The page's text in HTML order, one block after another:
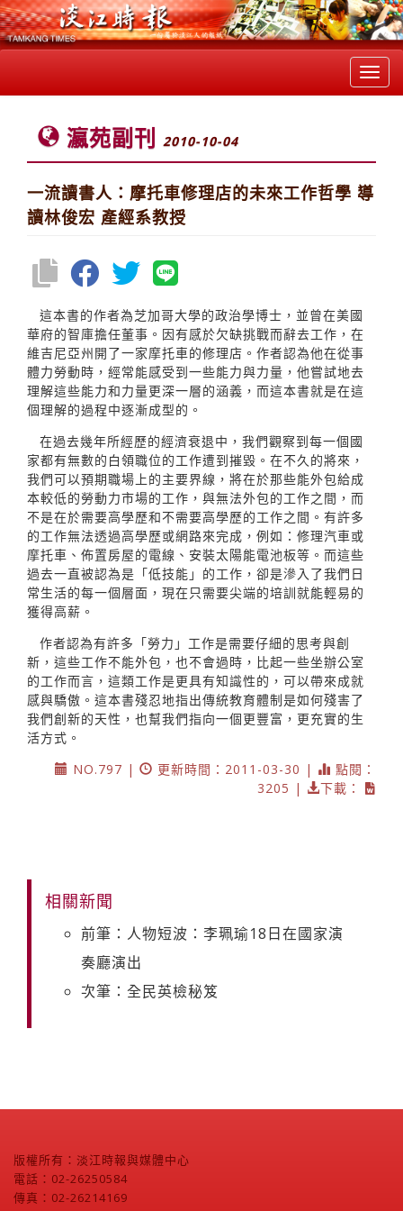
瀛苑副刊 2010-10-04
一流讀書人：摩托車修理店的未來工作哲學 導
讀林俊宏 產經系教授
這本書的作者為芝加哥大學的政治學博士，並曾在美國
華府的智庫擔任董事。因有感於欠缺挑戰而辭去工作，在
維吉尼亞州開了一家摩托車的修理店。作者認為他在從事
體力勞動時，經常能感受到一些能力與力量，他嘗試地去
理解這些能力和力量更深一層的涵義，而這本書就是在這
個理解的過程中逐漸成型的。
在過去幾年所經歷的經濟衰退中，我們觀察到每一個國
家都有無數的白領職位的工作遭到摧毀。在不久的將來，
我們可以預期職場上的主要界線，將在於那些能外包給成
本較低的勞動力市場的工作，與無法外包的工作之間，而
不是在於需要高學歷和不需要高學歷的工作之間。有許多
的工作無法透過高學歷或網路來完成，例如：修理汽車或
摩托車、佈置房屋的電線、安裝太陽能電池板等。而這些
過去一直被認為是「低技能」的工作，卻是滲入了我們日
常生活的每一個層面，現在只需要尖端的培訓就能輕易的
獲得高薪。
作者認為有許多「勞力」工作是需要仔細的思考與創
新，這些工作不能外包，也不會過時，比起一些坐辦公室
的工作而言，這類工作是更具有知識性的，可以帶來成就
感與驕傲。這本書殘忍地指出傳統教育體制是如何殘害了
我們創新的天性，也幫我們指向一個更豐富，更充實的生
活方式。
NO.797 |
更新時間：2011-03-30 |
點閱：
3205 |
下載：
相關新聞
前筆：人物短波：李珮瑜18日在國家演
奏廳演出
次筆：全民英檢秘笈
版權所有：淡江時報與媒體中心
電話：02-26250584
傳真：02-26214169